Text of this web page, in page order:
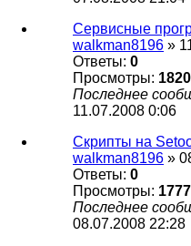
Сервисные
walkman8196 »
Ответы: 0
Просмотры:
Последнее
11.07.2008 0:06
Скрипты на
walkman8196 »
Ответы: 0
Просмотры:
Последнее
08.07.2008 22:28